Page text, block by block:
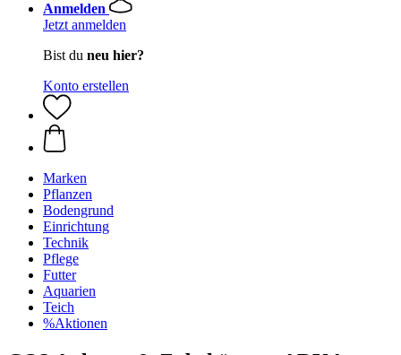
Anmelden
Jetzt anmelden
Bist du neu hier?
Konto erstellen
Marken
Pflanzen
Bodengrund
Einrichtung
Technik
Pflege
Futter
Aquarien
Teich
%Aktionen